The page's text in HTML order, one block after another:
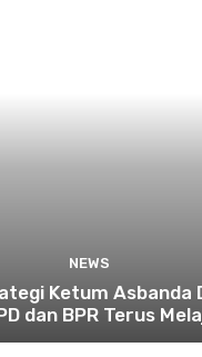
NEWS
Ketum Asbanda
dan BPR Terus